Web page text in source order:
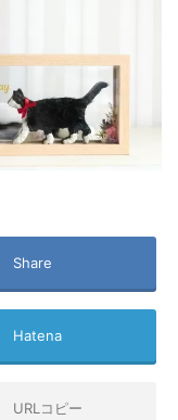
Share
Hatena
URLコピー